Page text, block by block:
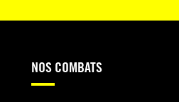
NOS COMBATS